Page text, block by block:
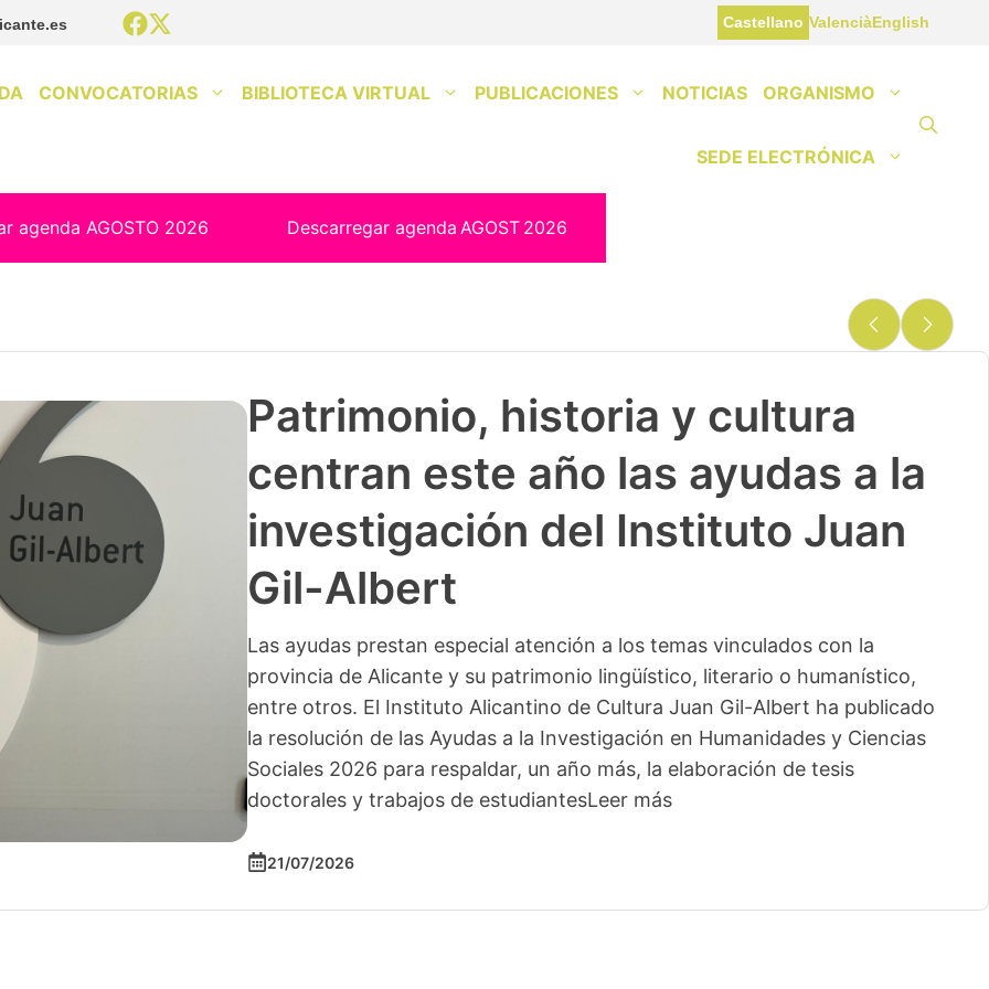
Castellano ValenciàEnglish
CONVOCATORIAS BIBLIOTECA VIRTUAL PUBLICACIONES NOTICIAS ORGANISMO
SEDE ELECTRÓNICA
agenda AGOSTO 2026 Descarregar agenda AGOST 2026
Patrimonio, historia y cultura
centran este año las ayudas a la
investigación del Instituto Juan
Gil-Albert
Las ayudas prestan especial atención a los temas vinculados con la
provincia de Alicante y su patrimonio lingüístico, literario o humanístico,
entre otros. El Instituto Alicantino de Cultura Juan Gil-Albert ha publicado
la resolución de las Ayudas a la Investigación en Humanidades y Ciencias
Sociales 2026 para respaldar, un año más, la elaboración de tesis
doctorales y trabajos de estudiantesLeer más
21/07/2026